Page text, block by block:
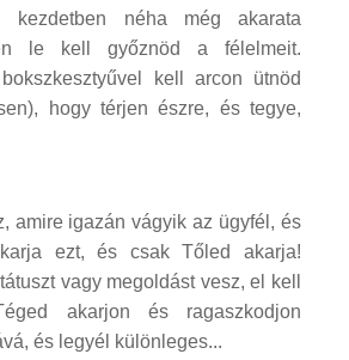
kezdetben néha még akarata
le kell győznöd a félelmeit.
kell arcon ütnöd
hogy térjen észre, és tegye,
amire igazán vágyik az ügyfél, és
ezt, és csak Tőled akarja!
vagy megoldást vesz, el kell
akarjon és ragaszkodjon
és legyél különleges...